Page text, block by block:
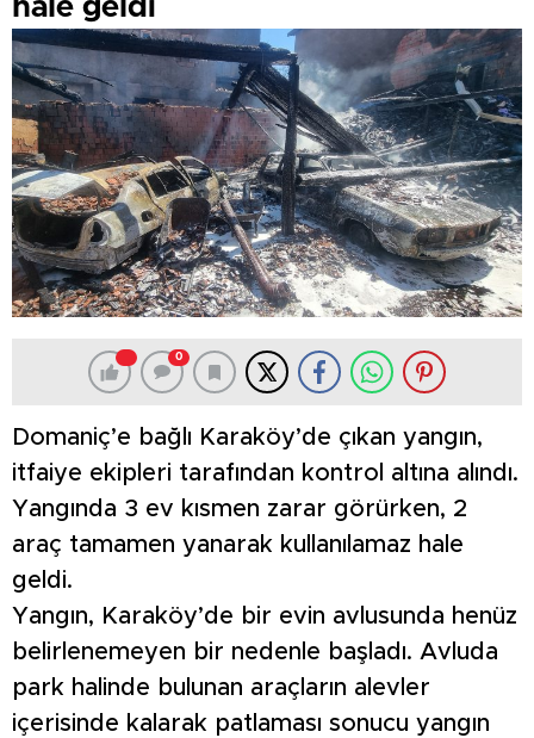
hale geldi
0
Domaniç’e bağlı Karaköy’de çıkan yangın,
itfaiye ekipleri tarafından kontrol altına alındı.
Yangında 3 ev kısmen zarar görürken, 2
araç tamamen yanarak kullanılamaz hale
geldi.
Yangın, Karaköy’de bir evin avlusunda henüz
belirlenemeyen bir nedenle başladı. Avluda
park halinde bulunan araçların alevler
içerisinde kalarak patlaması sonucu yangın